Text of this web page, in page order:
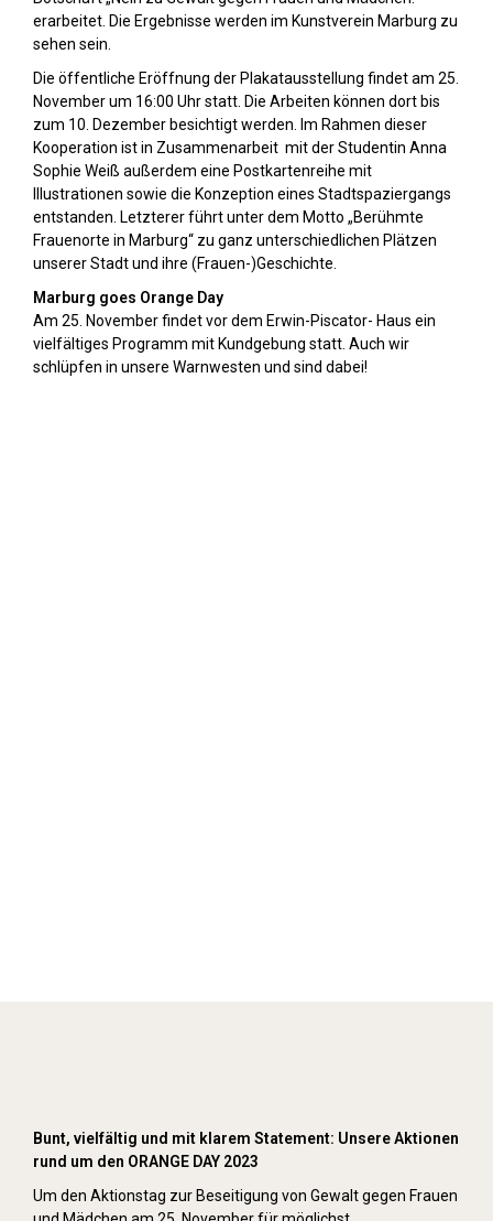
erarbeitet. Die Ergebnisse werden im Kunstverein Marburg zu
sehen sein.
Die öffentliche Eröffnung der Plakatausstellung findet am 25.
November um 16:00 Uhr statt. Die Arbeiten können dort bis
zum 10. Dezember besichtigt werden. Im Rahmen dieser
Kooperation ist in Zusammenarbeit mit der Studentin Anna
Sophie Weiß außerdem eine Postkartenreihe mit
Illustrationen sowie die Konzeption eines Stadtspaziergangs
entstanden. Letzterer führt unter dem Motto „Berühmte
Frauenorte in Marburg“ zu ganz unterschiedlichen Plätzen
unserer Stadt und ihre (Frauen-)Geschichte.
Marburg goes Orange Day
Am 25. November findet vor dem Erwin-Piscator- Haus ein
vielfältiges Programm mit Kundgebung statt. Auch wir
schlüpfen in unsere Warnwesten und sind dabei!
Bunt, vielfältig und mit klarem Statement: Unsere Aktionen
rund um den ORANGE DAY 2023
Um den Aktionstag zur Beseitigung von Gewalt gegen Frauen